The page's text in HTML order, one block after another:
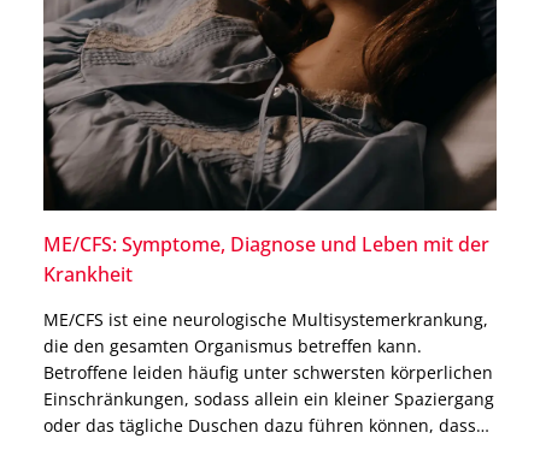
ME/CFS: Symptome, Diagnose und Leben mit der
Krankheit
ME/CFS ist eine neurologische Multisystemerkrankung,
die den gesamten Organismus betreffen kann.
Betroffene leiden häufig unter schwersten körperlichen
Einschränkungen, sodass allein ein kleiner Spaziergang
oder das tägliche Duschen dazu führen können, dass